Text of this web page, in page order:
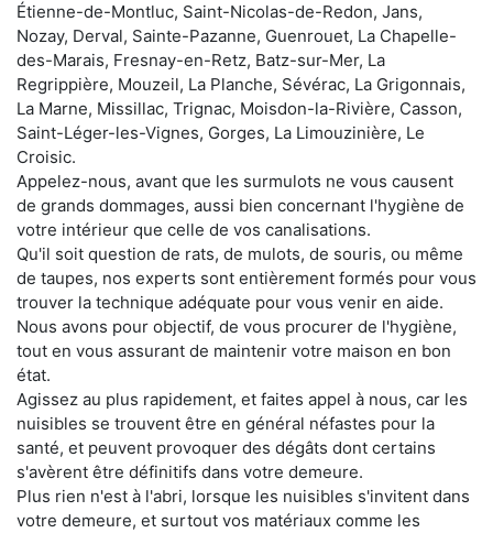
Étienne-de-Montluc, Saint-Nicolas-de-Redon, Jans,
Nozay, Derval, Sainte-Pazanne, Guenrouet, La Chapelle-
des-Marais, Fresnay-en-Retz, Batz-sur-Mer, La
Regrippière, Mouzeil, La Planche, Sévérac, La Grigonnais,
La Marne, Missillac, Trignac, Moisdon-la-Rivière, Casson,
Saint-Léger-les-Vignes, Gorges, La Limouzinière, Le
Croisic.
Appelez-nous, avant que les surmulots ne vous causent
de grands dommages, aussi bien concernant l'hygiène de
votre intérieur que celle de vos canalisations.
Qu'il soit question de rats, de mulots, de souris, ou même
de taupes, nos experts sont entièrement formés pour vous
trouver la technique adéquate pour vous venir en aide.
Nous avons pour objectif, de vous procurer de l'hygiène,
tout en vous assurant de maintenir votre maison en bon
état.
Agissez au plus rapidement, et faites appel à nous, car les
nuisibles se trouvent être en général néfastes pour la
santé, et peuvent provoquer des dégâts dont certains
s'avèrent être définitifs dans votre demeure.
Plus rien n'est à l'abri, lorsque les nuisibles s'invitent dans
votre demeure, et surtout vos matériaux comme les